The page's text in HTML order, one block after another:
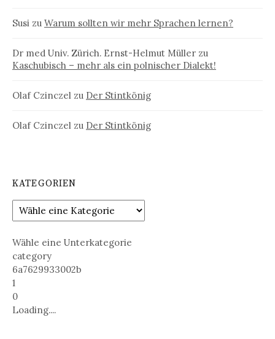
Susi zu Warum sollten wir mehr Sprachen lernen?
Dr med Univ. Zürich. Ernst-Helmut Müller zu
Kaschubisch – mehr als ein polnischer Dialekt!
Olaf Czinczel zu Der Stintkönig
Olaf Czinczel zu Der Stintkönig
KATEGORIEN
Wähle eine Unterkategorie
category
6a7629933002b
1
0
Loading....